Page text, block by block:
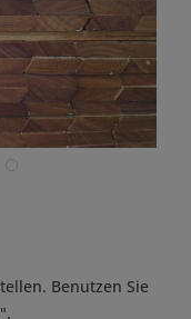
Benutzen Sie